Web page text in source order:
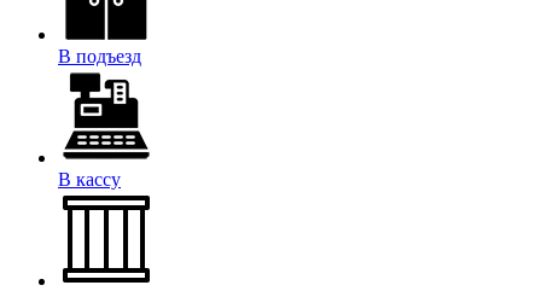
В подъезд
В кассу